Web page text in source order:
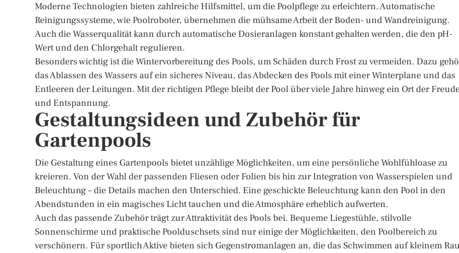
Moderne Technologien bieten zahlreiche Hilfsmittel, um die Poolpflege zu erleichtern. Automatische
Reinigungssysteme, wie Poolroboter, übernehmen die mühsame Arbeit der Boden- und Wandreinigung.
Auch die Wasserqualität kann durch automatische Dosieranlagen konstant gehalten werden, die den pH-
Wert und den Chlorgehalt regulieren.
Besonders wichtig ist die Wintervorbereitung des Pools, um Schäden durch Frost zu vermeiden. Dazu
das Ablassen des Wassers auf ein sicheres Niveau, das Abdecken des Pools mit einer Winterplane und das
Entleeren der Leitungen. Mit der richtigen Pflege bleibt der Pool über viele Jahre hinweg ein Ort der
und Entspannung.
Gestaltungsideen und Zubehör für
Gartenpools
Die Gestaltung eines Gartenpools bietet unzählige Möglichkeiten, um eine persönliche Wohlfühloase zu
kreieren. Von der Wahl der passenden Fliesen oder Folien bis hin zur Integration von Wasserspielen und
Beleuchtung – die Details machen den Unterschied. Eine geschickte Beleuchtung kann den Pool in den
Abendstunden in ein magisches Licht tauchen und die Atmosphäre erheblich aufwerten.
Auch das passende Zubehör trägt zur Attraktivität des Pools bei. Bequeme Liegestühle, stilvolle
Sonnenschirme und praktische Poolduschsets sind nur einige der Möglichkeiten, den Poolbereich zu
verschönern. Für sportlich Aktive bieten sich Gegenstromanlagen an, die das Schwimmen auf kleinem